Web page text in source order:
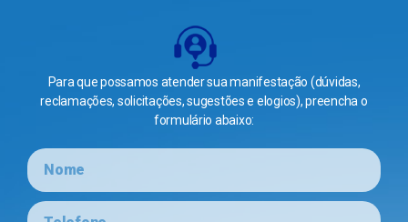
Para que possamos atender sua manifestação (dúvidas,
reclamações, solicitações, sugestões e elogios), preencha o
formulário abaixo: